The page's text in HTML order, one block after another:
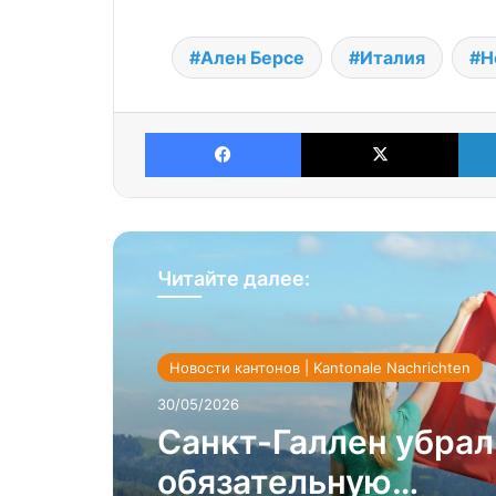
Ален Берсе Италия
Facebook X
Читайте далее:
Новости кантонов | Kantonale Nachrichten
30/05/2026
Санкт-Галлен убрал
обязательную